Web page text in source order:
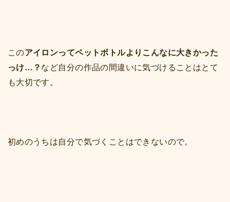
このアイロンってペットボトルよりこんなに大きかった
っけ…？ など自分の作品の間違いに気づけることはとて
も大切です。
初めのうちは自分で気づくことはできないので。